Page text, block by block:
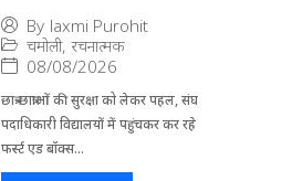
By laxmi Purohit
चमोली, रचनात्मक
08/08/2026
छात्र-छात्राओं की सुरक्षा को लेकर पहल, संघ
पदाधिकारी विद्यालयों में पहुंचकर कर रहे
फर्स्ट एड बॉक्स...